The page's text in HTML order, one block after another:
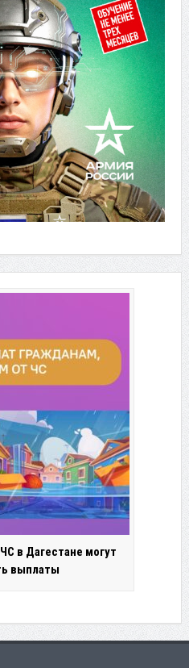
в Дагестане могут
выплаты